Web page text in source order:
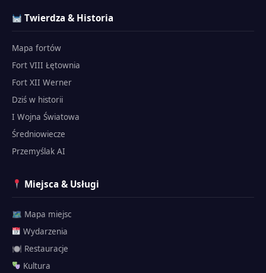
Twierdza & Historia
Mapa fortów
Fort VIII Łętownia
Fort XII Werner
Dziś w historii
I Wojna Światowa
Średniowiecze
Przemyślak AI
Miejsca & Usługi
🗺 Mapa miejsc
Wydarzenia
🍽 Restauracje
Kultura